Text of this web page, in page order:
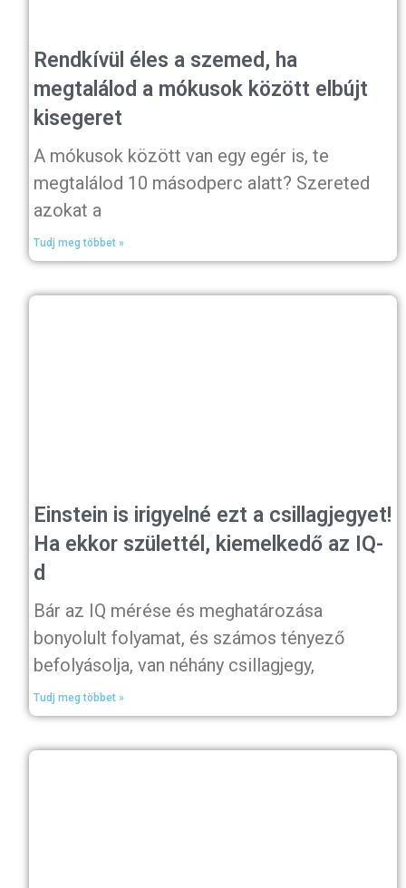
Rendkívül éles a szemed, ha
megtalálod a mókusok között elbújt
kisegeret
A mókusok között van egy egér is, te
megtalálod 10 másodperc alatt? Szereted
azokat a
Tudj meg többet »
Einstein is irigyelné ezt a csillagjegyet!
Ha ekkor születtél, kiemelkedő az IQ-
d
Bár az IQ mérése és meghatározása
bonyolult folyamat, és számos tényező
befolyásolja, van néhány csillagjegy,
Tudj meg többet »